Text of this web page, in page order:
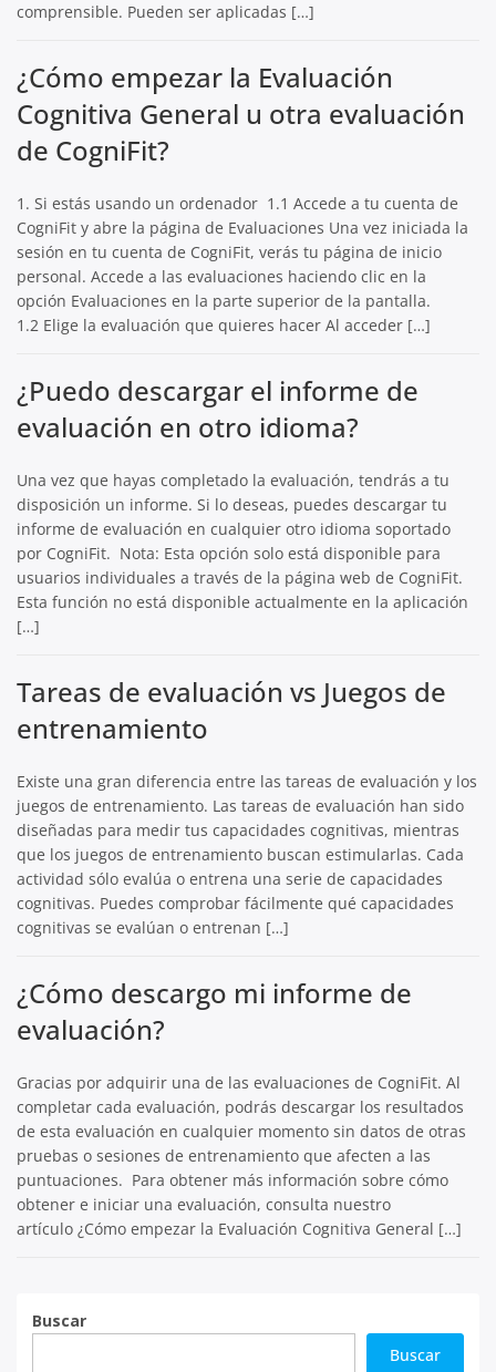
comprensible. Pueden ser aplicadas […]
¿Cómo empezar la Evaluación
Cognitiva General u otra evaluación
de CogniFit?
1. Si estás usando un ordenador 1.1 Accede a tu cuenta de
CogniFit y abre la página de Evaluaciones Una vez iniciada la
sesión en tu cuenta de CogniFit, verás tu página de inicio
personal. Accede a las evaluaciones haciendo clic en la
opción Evaluaciones en la parte superior de la pantalla.
1.2 Elige la evaluación que quieres hacer Al acceder […]
¿Puedo descargar el informe de
evaluación en otro idioma?
Una vez que hayas completado la evaluación, tendrás a tu
disposición un informe. Si lo deseas, puedes descargar tu
informe de evaluación en cualquier otro idioma soportado
por CogniFit. Nota: Esta opción solo está disponible para
usuarios individuales a través de la página web de CogniFit.
Esta función no está disponible actualmente en la aplicación
[…]
Tareas de evaluación vs Juegos de
entrenamiento
Existe una gran diferencia entre las tareas de evaluación y los
juegos de entrenamiento. Las tareas de evaluación han sido
diseñadas para medir tus capacidades cognitivas, mientras
que los juegos de entrenamiento buscan estimularlas. Cada
actividad sólo evalúa o entrena una serie de capacidades
cognitivas. Puedes comprobar fácilmente qué capacidades
cognitivas se evalúan o entrenan […]
¿Cómo descargo mi informe de
evaluación?
Gracias por adquirir una de las evaluaciones de CogniFit. Al
completar cada evaluación, podrás descargar los resultados
de esta evaluación en cualquier momento sin datos de otras
pruebas o sesiones de entrenamiento que afecten a las
puntuaciones. Para obtener más información sobre cómo
obtener e iniciar una evaluación, consulta nuestro
artículo ¿Cómo empezar la Evaluación Cognitiva General […]
Buscar
Buscar